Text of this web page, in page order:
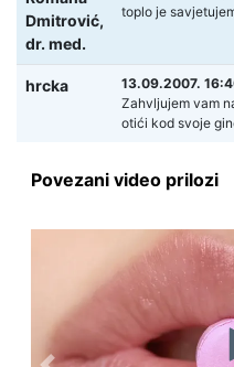
Dmitrović,
dr. med.
toplo je
hrcka
13.09.2007.
Zahvljujem vam
otići kod svoje
Povezani video prilozi